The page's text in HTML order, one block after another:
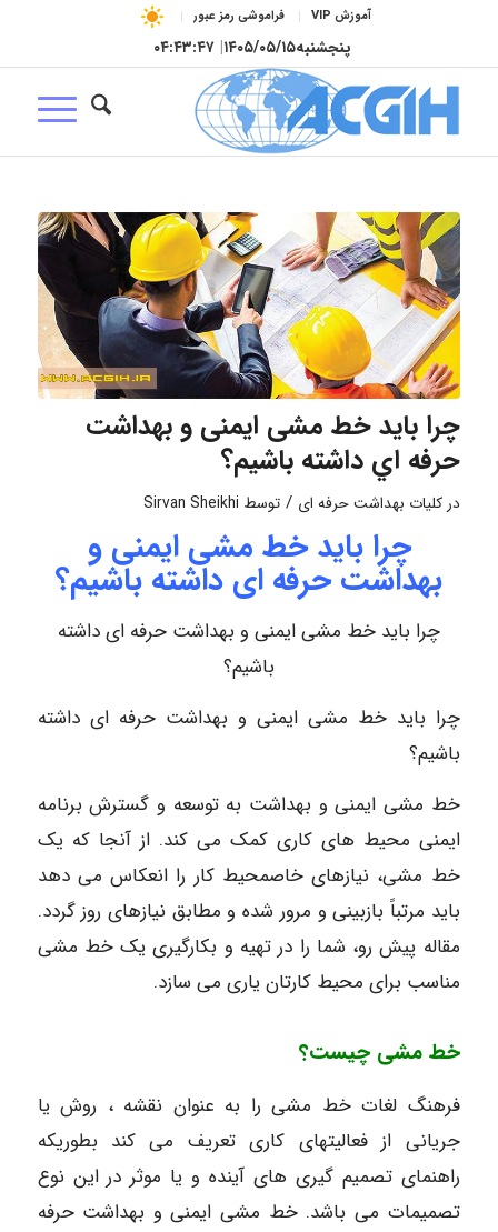
آموزش VIP فراموشی رمز عبور
پنجشنبه۱۴۰۵/۰۵/۱۵| ۰۴:۴۳:۴۸
چرا باید خط مشی ایمنی و بهداشت
حرفه اي داشته باشیم؟
در کلیات بهداشت حرفه ای / توسط Sirvan Sheikhi
چرا باید خط مشی ایمنی و
بهداشت حرفه ای داشته باشیم؟
چرا باید خط مشی ایمنی و بهداشت حرفه ای داشته
باشیم؟
چرا باید خط مشی ایمنی و بهداشت حرفه ای داشته
باشیم؟
خط مشی ایمنی و بهداشت به توسعه و گسترش برنامه
ایمنی محیط های کاری کمک می کند. از آنجا که یک
خط مشی، نیازهای خاصمحیط کار را انعکاس می دهد
باید مرتباً بازبینی و مرور شده و مطابق نیازهای روز گردد.
مقاله پیش رو، شما را در تهیه و بکارگیری یک خط مشی
مناسب برای محیط کارتان یاری می سازد.
خط مشی چیست؟
فرهنگ لغات خط مشی را به عنوان نقشه ، روش یا
جریانی از فعالیتهای کاری تعریف می کند بطوریکه
راهنمای تصمیم گیری های آینده و یا موثر در این نوع
تصمیمات می باشد. خط مشی ایمنی و بهداشت حرفه